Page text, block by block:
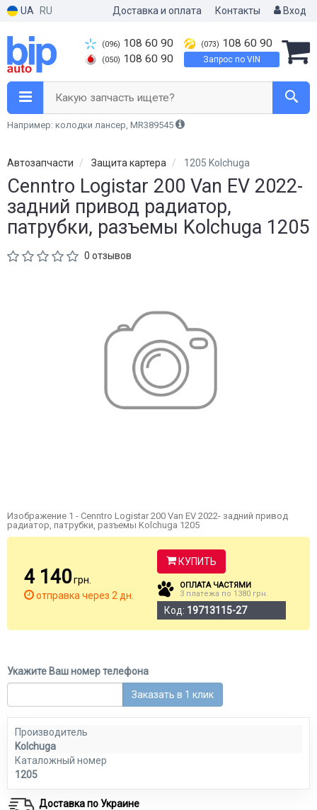
UA RU Доставка и оплата Контакты Вход
(096) 108 60 90
(050) 108 60 90
(073) 108 60 90
Запрос по VIN
Какую запчасть ищете?
Например: колодки лансер, MR389545
Автозапчасти Защита картера 1205 Kolchuga
Cenntro Logistar 200 Van EV 2022-
задний привод радиатор,
патрубки, разъемы Kolchuga 1205
0 отзывов
Изображение 1 - Cenntro Logistar 200 Van EV 2022- задний привод
радиатор, патрубки, разъемы Kolchuga 1205
4 140грн.
отправка через 2 дн.
КУПИТЬ
ОПЛАТА ЧАСТЯМИ
3 платежа по 1380 грн.
Код: 19713115-27
Укажите Ваш номер телефона
Заказать в 1 клик
Производитель
Kolchuga
Каталожный номер
1205
Доставка по Украине